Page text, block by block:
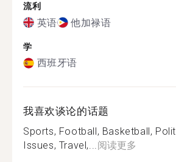
流利
英语 他加禄语
学
西班牙语
我喜欢谈论的话题
Sports, Football, Basketball,
Issues, Travel,...阅读更多